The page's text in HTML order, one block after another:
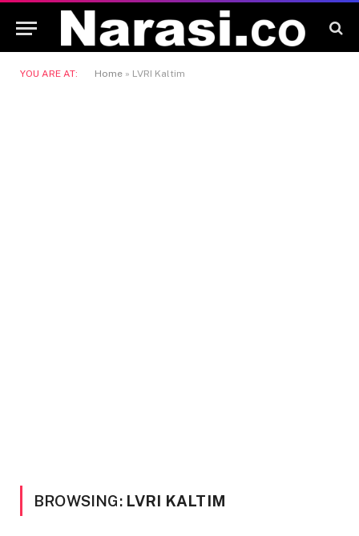
YOU ARE AT: Home » LVRI Kaltim
BROWSING: LVRI KALTIM